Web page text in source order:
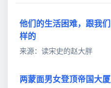
他们的生活困难，跟我
样的
来源：读宋史的赵大胖
两蒙面男女登顶帝国大